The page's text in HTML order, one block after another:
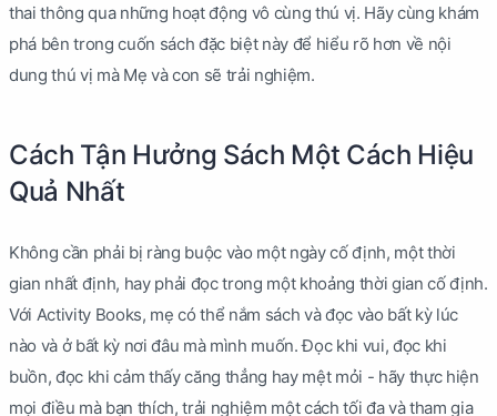
thai thông qua những hoạt động vô cùng thú vị. Hãy cùng khám
phá bên trong cuốn sách đặc biệt này để hiểu rõ hơn về nội
dung thú vị mà Mẹ và con sẽ trải nghiệm.
Cách Tận Hưởng Sách Một Cách Hiệu
Quả Nhất
Không cần phải bị ràng buộc vào một ngày cố định, một thời
gian nhất định, hay phải đọc trong một khoảng thời gian cố định.
Với Activity Books, mẹ có thể nắm sách và đọc vào bất kỳ lúc
nào và ở bất kỳ nơi đâu mà mình muốn. Đọc khi vui, đọc khi
buồn, đọc khi cảm thấy căng thẳng hay mệt mỏi - hãy thực hiện
mọi điều mà bạn thích, trải nghiệm một cách tối đa và tham gia